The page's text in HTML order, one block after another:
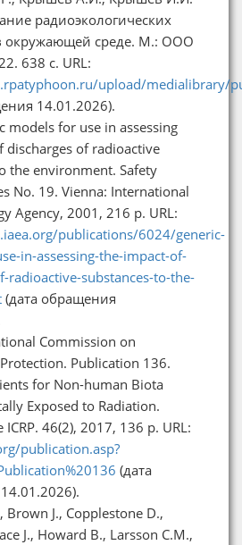
радиоэкологических
окружающей среде. М.: ООО
638 с. URL:
upload/medialibrary/
14.01.2026).
models for use in assessing
discharges of radioactive
the environment. Safety
No. 19. Vienna: International
Agency, 2001, 216 p. URL:
publications/6024/generic-
in-assessing-the-impact-of-
radioactive-substances-to-the-
(дата обращения
Commission on
Publication 136.
for Non-human Biota
Exposed to Radiation.
46(2), 2017, 136 p. URL:
publication.asp?
(дата
Brown J., Copplestone D.,
J., Howard B., Larsson C.M.,